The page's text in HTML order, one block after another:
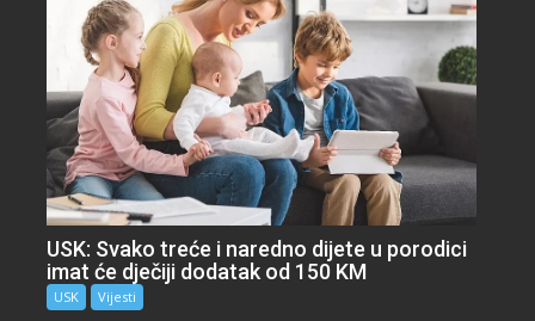
USK: Svako treće i naredno dijete u porodici
imat će dječiji dodatak od 150 KM
USK Vijesti